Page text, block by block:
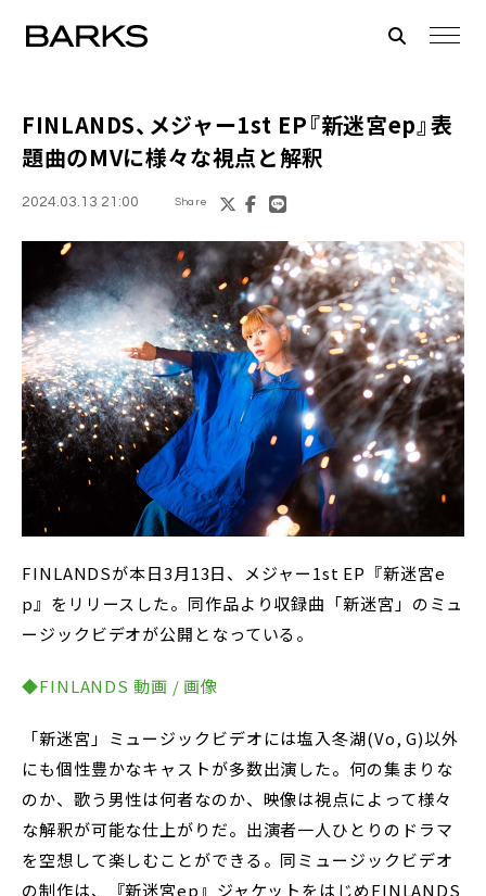
FINLANDS、メジャー1st EP『新迷宮ep』表
題曲のMVに様々な視点と解釈
2024.03.13 21:00 Share
FINLANDSが本日3月13日、メジャー1st EP『新迷宮e
p』をリリースした。同作品より収録曲「新迷宮」のミュ
ージックビデオが公開となっている。
◆FINLANDS 動画 / 画像
「新迷宮」ミュージックビデオには塩入冬湖(Vo, G)以外
にも個性豊かなキャストが多数出演した。何の集まりな
のか、歌う男性は何者なのか、映像は視点によって様々
な解釈が可能な仕上がりだ。出演者一人ひとりのドラマ
を空想して楽しむことができる。同ミュージックビデオ
の制作は、『新迷宮ep』ジャケットをはじめFINLANDS